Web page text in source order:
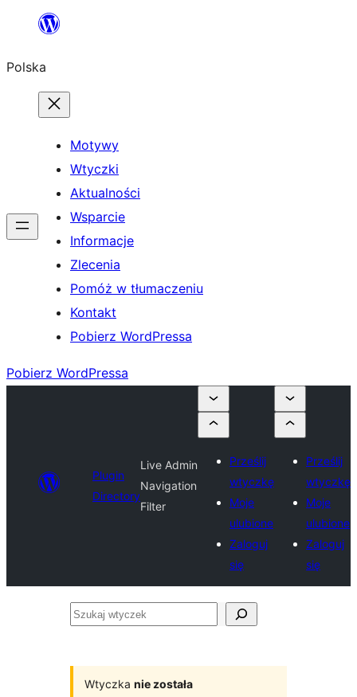
Przejdź
treści
Polska
Motywy
Wtyczki
Aktualności
Wsparcie
Informacje
Zlecenia
Pomóż w tłumaczeniu
Kontakt
Pobierz WordPressa
Pobierz WordPressa
Plugin
Directory
Live Admin
Navigation
Filter
Prześlij
wtyczkę
Moje
ulubione
Zaloguj
się
Prześlij
wtyczkę
Moje
ulubione
Zaloguj
się
Szukaj
Wtyczka nie została